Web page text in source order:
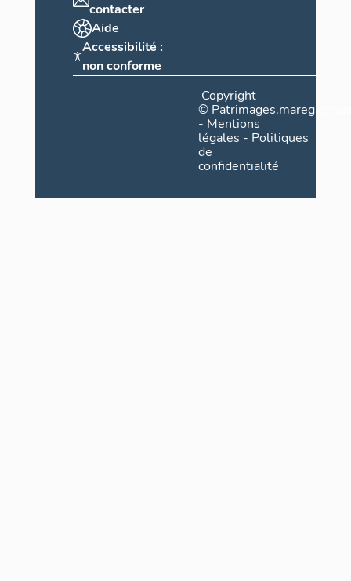
contacter
Aide
Accessibilité :
non conforme
Copyright
©
- Mentions
légales - Politiques
de
confidentialité